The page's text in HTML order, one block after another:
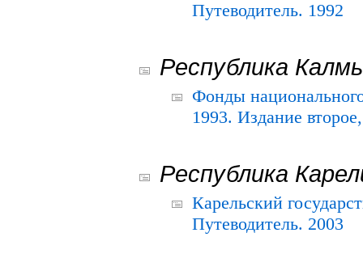
Путеводитель. 1992
Республика
Фонды
1993. Издание
Республика
Карельский
Путеводитель. 2003